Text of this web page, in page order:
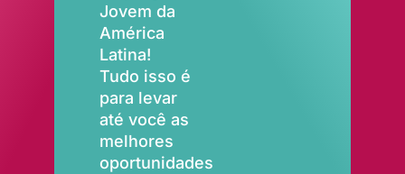
Jovem da
América
Latina!
Tudo isso é
para levar
até você as
melhores
oportunidades